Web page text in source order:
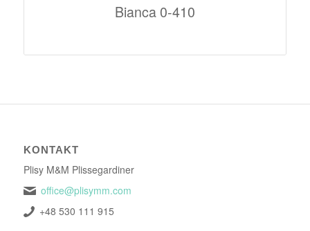
Bianca 0-410
KONTAKT
Plisy M&M Plissegardiner
office@plisymm.com
+48 530 111 915